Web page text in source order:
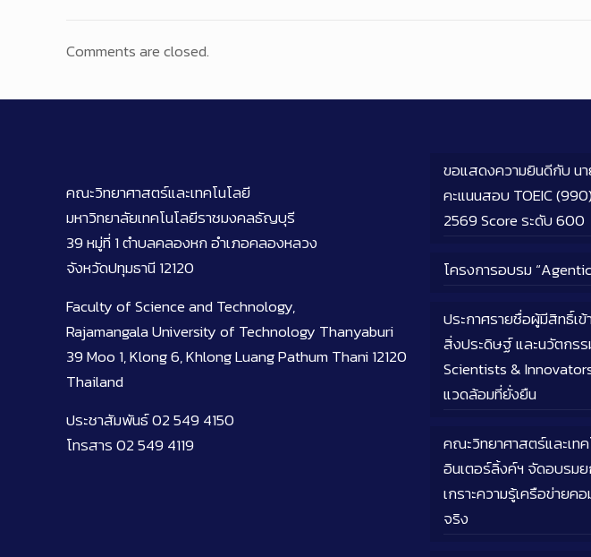
Comments are closed.
คณะวิทยาศาสตร์และเทคโนโลยี
มหาวิทยาลัยเทคโนโลยีราชมงคลธัญบุรี
39 หมู่ที่ 1 ตำบลคลองหก อำเภอคลองหลวง
จังหวัดปทุมธานี 12120
Faculty of Science and Technology,
Rajamangala University of Technology Thanyaburi
39 Moo 1, Klong 6, Khlong Luang Pathum Thani 12120
Thailand
ประชาสัมพันธ์ 02 549 4150
โทรสาร 02 549 4119
ขอแสดงความยินดีกับ
คะแนนสอบ TOEIC
2569 Score ระดับ 600
โครงการอบรม
ประกาศรายชื่อผู้มีสิทธิ์เข้
สิ่งประดิษฐ์ และนวัตกรร
Scientists &
แวดล้อมที่ยั่งยืน
คณะวิทยาศาสตร์และเท
อินเตอร์ลิ้งค์ฯ จัดอบรม
เกราะความรู้เครือข่ายค
จริง